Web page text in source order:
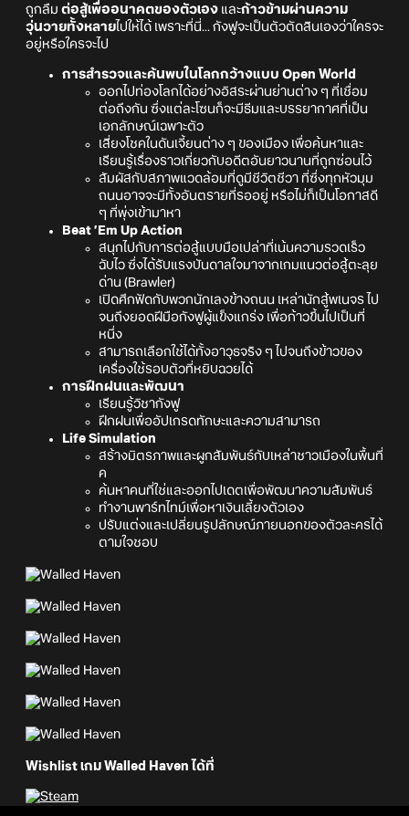
ถูกลืม ต่อสู้เพื่ออนาคตของตัวเอง และก้าวข้ามผ่านความ
วุ่นวายทั้งหลายไปให้ได้ เพราะที่นี่... กังฟูจะเป็นตัวตัดสินเองว่าใครจะ
อยู่หรือใครจะไป
การสำรวจและค้นพบในโลกกว้างแบบ Open World
ออกไปท่องโลกได้อย่างอิสระผ่านย่านต่าง ๆ ที่เชื่อม
ต่อถึงกัน ซึ่งแต่ละโซนก็จะมีธีมและบรรยากาศที่เป็น
เอกลักษณ์เฉพาะตัว
เสี่ยงโชคในดันเจี้ยนต่าง ๆ ของเมือง เพื่อค้นหาและ
เรียนรู้เรื่องราวเกี่ยวกับอดีตอันยาวนานที่ถูกซ่อนไว้
สัมผัสกับสภาพแวดล้อมที่ดูมีชีวิตชีวา ที่ซึ่งทุกหัวมุม
ถนนอาจจะมีทั้งอันตรายที่รออยู่ หรือไม่ก็เป็นโอกาสดี
ๆ ที่พุ่งเข้ามาหา
Beat ’Em Up Action
สนุกไปกับการต่อสู้แบบมือเปล่าที่เน้นความรวดเร็ว
ฉับไว ซึ่งได้รับแรงบันดาลใจมาจากเกมแนวต่อสู้ตะลุย
ด่าน (Brawler)
เปิดศึกฟัดกับพวกนักเลงข้างถนน เหล่านักสู้พเนจร ไป
จนถึงยอดฝีมือกังฟูผู้แข็งแกร่ง เพื่อก้าวขึ้นไปเป็นที่
หนึ่ง
สามารถเลือกใช้ได้ทั้งอาวุธจริง ๆ ไปจนถึงข้าวของ
เครื่องใช้รอบตัวที่หยิบฉวยได้
การฝึกฝนและพัฒนา
เรียนรู้วิชากังฟู
ฝึกฝนเพื่ออัปเกรดทักษะและความสามารถ
Life Simulation
สร้างมิตรภาพและผูกสัมพันธ์กับเหล่าชาวเมืองในพื้นที่
ค
ค้นหาคนที่ใช่และออกไปเดตเพื่อพัฒนาความสัมพันธ์
ทำงานพาร์ทไทม์เพื่อหาเงินเลี้ยงตัวเอง
ปรับแต่งและเปลี่ยนรูปลักษณ์ภายนอกของตัวละครได้
ตามใจชอบ
Wishlist เกม Walled Haven ได้ที่